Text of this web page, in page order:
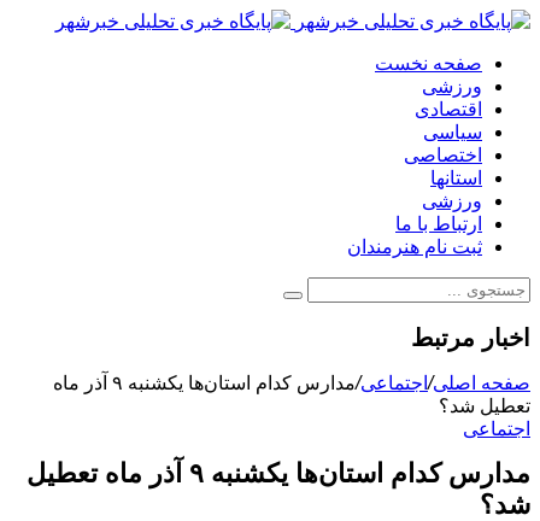
صفحه نخست
ورزشی
اقتصادی
سیاسی
اختصاصی
استانها
ورزشی
ارتباط با ما
ثبت نام هنرمندان
اخبار مرتبط
صفحه اصلی/اجتماعی/
مدارس کدام استان‌ها یکشنبه ۹ آذر ماه
تعطیل شد؟
اجتماعی
مدارس کدام استان‌ها یکشنبه ۹ آذر ماه تعطیل
شد؟